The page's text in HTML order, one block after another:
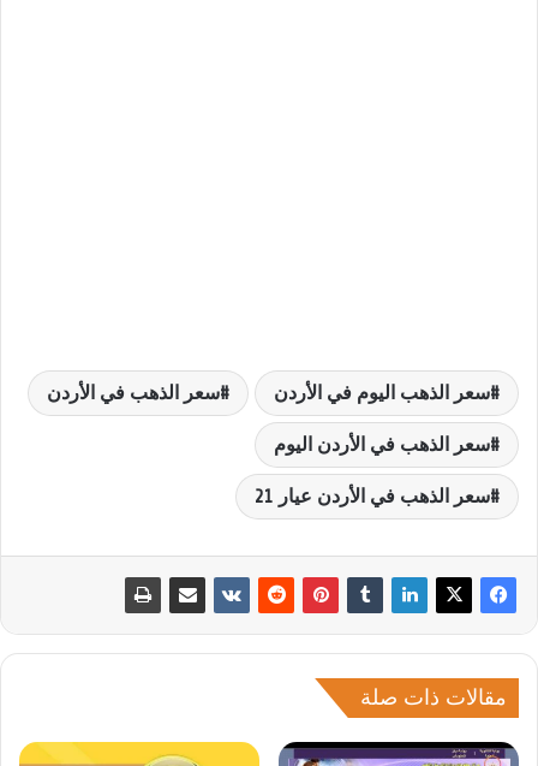
سعر الذهب اليوم في الأردن سعر الذهب في الأردن
سعر الذهب في الأردن اليوم
سعر الذهب في الأردن عيار 21
مقالات ذات صلة